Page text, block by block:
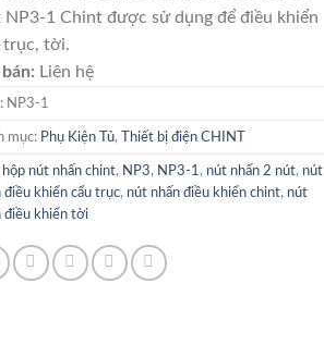
NP3-1 Chint được sử dụng để điều khiển
trục, tời.
Liên hệ
NP3-1
mục: Phụ Kiện Tủ, Thiết bị điện CHINT
hộp nút nhấn chint, NP3, NP3-1 , nút nhấn 2 nút, nút
điều khiển cẩu trục, nút nhấn điều khiển chint, nút
điều khiển tời